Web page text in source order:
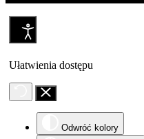
Ułatwienia dostępu
Odwróć kolory